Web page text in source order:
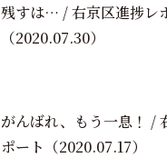
残すは… / 右京区進捗レ
（2020.07.30）
がんばれ、もう一息！ /
ポート （2020.07.17）